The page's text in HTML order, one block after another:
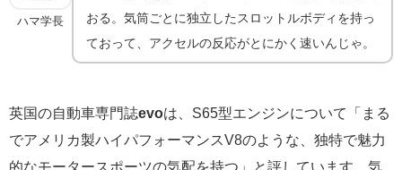
ハマ学長
おる。気筒ごとに独立したスロットルボディを持っ
ておって、アクセルの反応がとにかく速いんじゃ。
英国の自動車専門誌evoは、S65型エンジンについて「まる
でアメリカ製ハイパフォーマンスV8のような、独特で魅力
的なモータースポーツの気配を持つ」と評しています。気